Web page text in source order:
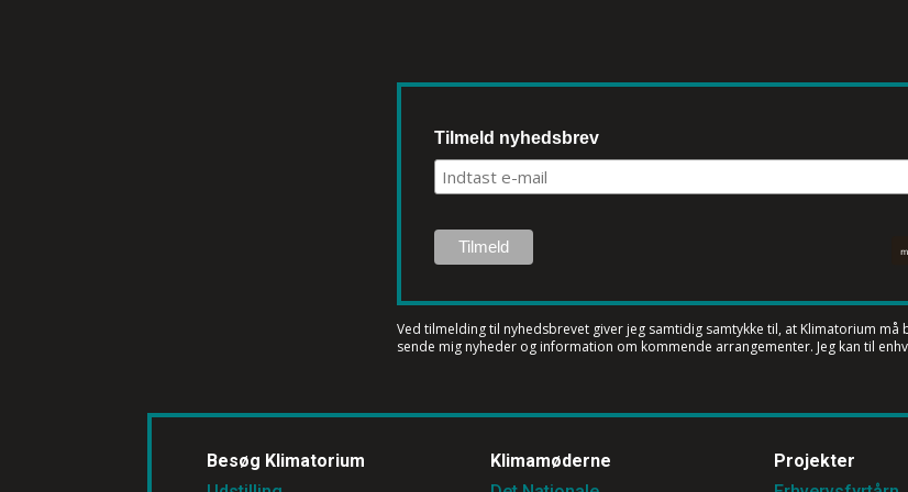
Tilmeld nyhedsbrev
Ved tilmelding til nyhedsbrevet giver jeg samtidig samtykke til, at Klimatorium må
sende mig nyheder og information om kommende arrangementer. Jeg kan til
Besøg Klimatorium
Klimamøderne
Projekter